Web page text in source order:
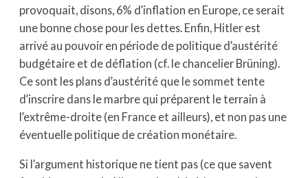
provoquait, disons, 6% d’inflation en Europe, ce serait
une bonne chose pour les dettes. Enfin, Hitler est
arrivé au pouvoir en période de politique d’austérité
budgétaire et de déflation (cf. le chancelier Brüning).
Ce sont les plans d’austérité que le sommet tente
d’inscrire dans le marbre qui préparent le terrain à
l’extrême-droite (en France et ailleurs), et non pas une
éventuelle politique de création monétaire.
Si l’argument historique ne tient pas (ce que savent